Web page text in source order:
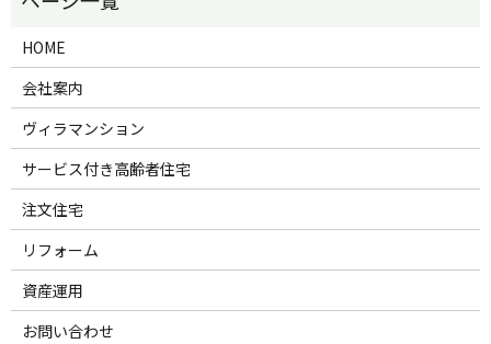
HOME
会社案内
ヴィラマンション
サービス付き高齢者住宅
注文住宅
リフォーム
資産運用
お問い合わせ